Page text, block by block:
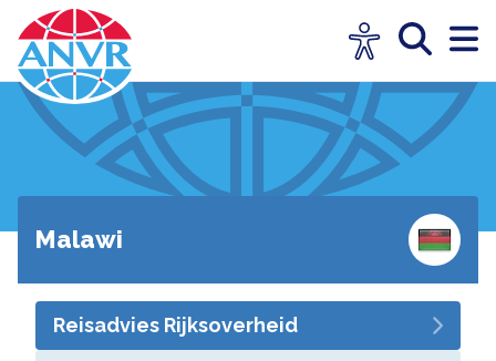
Malawi
Reisadvies Rijksoverheid